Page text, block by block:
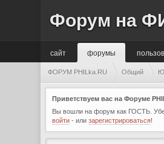
Форум на
сайт форумы
ФОРУМ PHILka.RU Общий
Приветствуем вас на Форуме
Вы вошли на форум как ГОСТЬ.
войти - илизарегистрироваться!